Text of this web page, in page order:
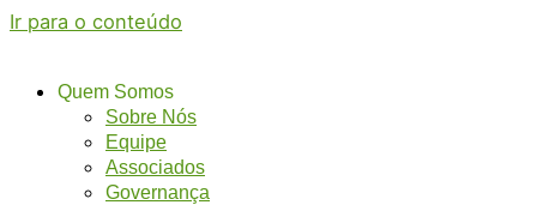
Ir para o conteúdo
Quem Somos
Sobre Nós
Equipe
Associados
Governança